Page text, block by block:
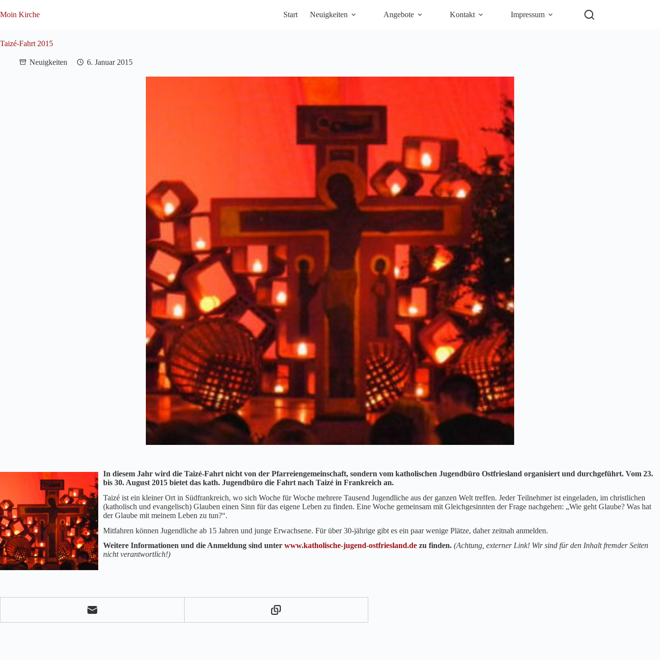
Inhalt
Moin Kirche Start Neuigkeiten Angebote Kontakt Impressum
Taizé-Fahrt 2015
Neuigkeiten 6. Januar 2015
In diesem Jahr wird die Taizé-Fahrt nicht von der Pfarreiengemeinschaft, sondern vom katholischen Jugendbüro Ostfriesland organisiert und durchgeführt. Vom 23.
bis 30. August 2015 bietet das kath. Jugendbüro die Fahrt nach Taizé in Frankreich an.
Taizé ist ein kleiner Ort in Südfrankreich, wo sich Woche für Woche mehrere Tausend Jugendliche aus der ganzen Welt treffen. Jeder Teilnehmer ist eingeladen, im christlichen
(katholisch und evangelisch) Glauben einen Sinn für das eigene Leben zu finden. Eine Woche gemeinsam mit Gleichgesinnten der Frage nachgehen: „Wie geht Glaube? Was hat
der Glaube mit meinem Leben zu tun?“.
Mitfahren können Jugendliche ab 15 Jahren und junge Erwachsene. Für über 30-jährige gibt es ein paar wenige Plätze, daher zeitnah anmelden.
Weitere Informationen und die Anmeldung sind unter www.katholische-jugend-ostfriesland.de zu finden. (Achtung, externer Link! Wir sind für den Inhalt fremder Seiten
nicht verantwortlich!)